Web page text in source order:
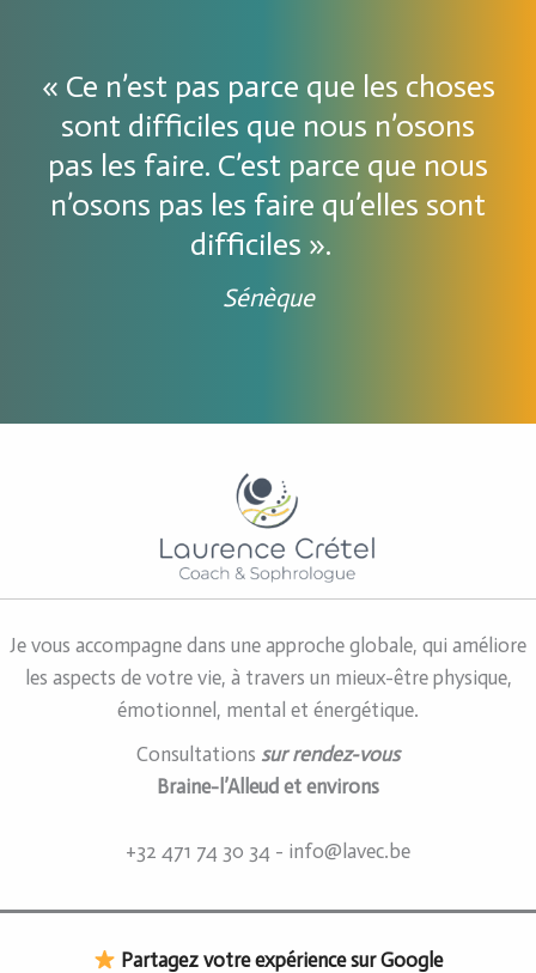
« Ce n’est pas parce que les choses
sont difficiles que nous n’osons
pas les faire. C’est parce que nous
n’osons pas les faire qu’elles sont
difficiles ».
Sénèque
Je vous accompagne dans une approche globale, qui améliore
les aspects de votre vie, à travers un mieux-être physique,
émotionnel, mental et énergétique.
Consultations sur rendez-vous
Braine-l’Alleud et environs
+32 471 74 30 34 - info@lavec.be
Partagez votre expérience sur Google